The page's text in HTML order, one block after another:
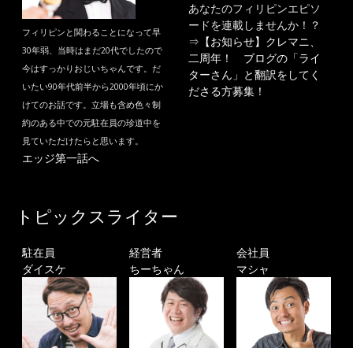
フィリピンと関わることになって早
30年弱、当時はまだ20代でしたので
今はすっかりおじいちゃんです。だ
いたい90年代前半から2000年頃にか
けてのお話です。立場も含め色々制
約のある中での元駐在員の珍道中を
見ていただけたらと思います。
エッジ第一話へ
あなたのフィリピンエピソ
ードを連載しませんか！？
⇒ 【お知らせ】クレマニ、
二周年！ ブログの「ライ
ターさん」と翻訳をしてく
ださる方募集！
トピックスライター
駐在員
ダイスケ
経営者
ちーちゃん
会社員
マシャ